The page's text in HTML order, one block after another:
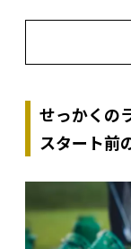
せっかくの
スタート前